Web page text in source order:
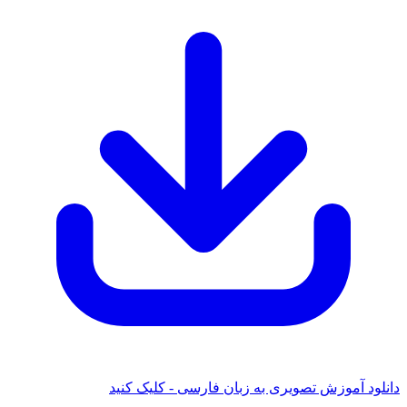
آموزش تصویری به زبان فارسی - کلیک کنید